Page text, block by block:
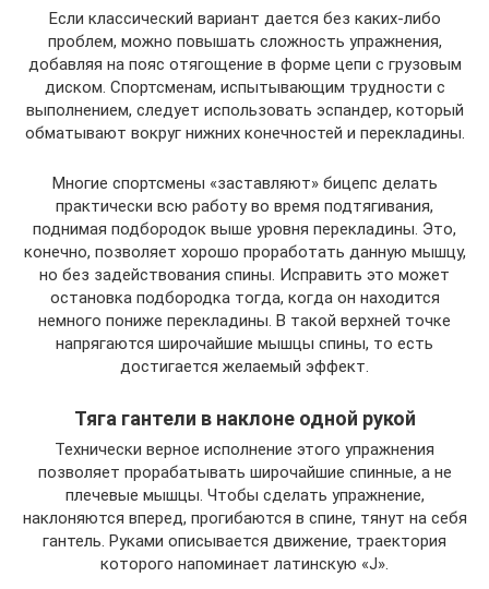
Если классический вариант дается без каких-либо
проблем, можно повышать сложность упражнения,
добавляя на пояс отягощение в форме цепи с грузовым
диском. Спортсменам, испытывающим трудности с
выполнением, следует использовать эспандер, который
обматывают вокруг нижних конечностей и перекладины.
Многие спортсмены «заставляют» бицепс делать
практически всю работу во время подтягивания,
поднимая подбородок выше уровня перекладины. Это,
конечно, позволяет хорошо проработать данную мышцу,
но без задействования спины. Исправить это может
остановка подбородка тогда, когда он находится
немного пониже перекладины. В такой верхней точке
напрягаются широчайшие мышцы спины, то есть
достигается желаемый эффект.
Тяга гантели в наклоне одной рукой
Технически верное исполнение этого упражнения
позволяет прорабатывать широчайшие спинные, а не
плечевые мышцы. Чтобы сделать упражнение,
наклоняются вперед, прогибаются в спине, тянут на себя
гантель. Руками описывается движение, траектория
которого напоминает латинскую «J».